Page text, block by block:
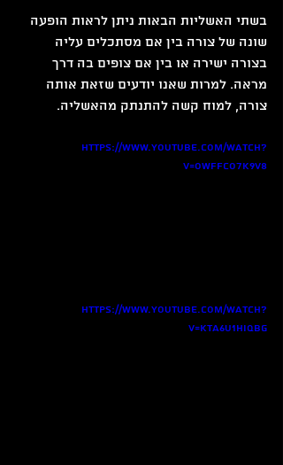
בשתי האשליות הבאות ניתן לראות הופעה
שונה של צורה בין אם מסתכלים עליה
בצורה ישירה או בין אם צופים בה דרך
מראה. למרות שאנו יודעים שזאת אותה
צורה, למוח קשה להתנתק מהאשליה.
https://www.youtube.com/watch?
v=oWfFco7K9v8
https://www.youtube.com/watch?
v=KtA6u1HIqbg